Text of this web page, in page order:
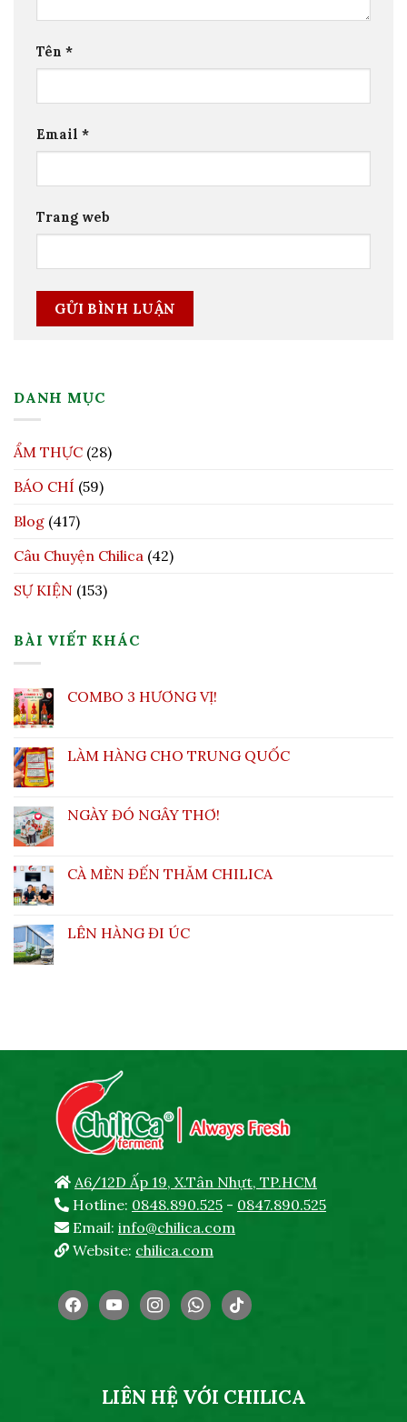
Tên *
Email *
Trang web
DANH MỤC
ẨM THỰC (28)
BÁO CHÍ (59)
Blog (417)
Câu Chuyện Chilica (42)
SỰ KIỆN (153)
BÀI VIẾT KHÁC
COMBO 3 HƯƠNG VỊ!
LÀM HÀNG CHO TRUNG QUỐC
NGÀY ĐÓ NGÂY THƠ!
CÀ MÈN ĐẾN THĂM CHILICA
LÊN HÀNG ĐI ÚC
A6/12D Ấp 19, X.Tân Nhựt, TP.HCM
Hotline: 0848.890.525 - 0847.890.525
Email: info@chilica.com
Website: chilica.com
facebookyoutubeinstagramwhatsapp
tiktok
LIÊN HỆ VỚI CHILICA